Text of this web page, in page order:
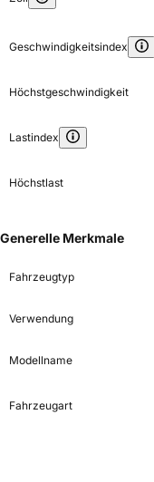
Geschwindigkeitsindex
Höchstgeschwindigkeit
Lastindex
Höchstlast
Generelle Merkmale
Fahrzeugtyp
Verwendung
Modellname
Fahrzeugart